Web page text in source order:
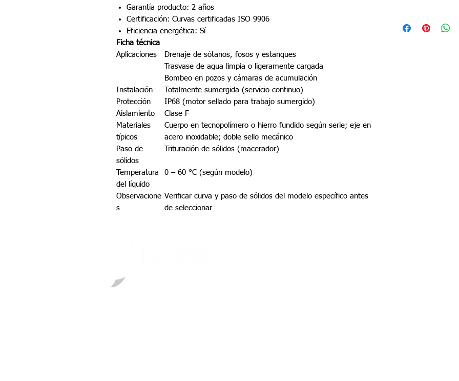
Garantía producto: 2 años
Certificación: Curvas certificadas ISO 9906
Eficiencia energética: Sí
Ficha técnica
Aplicaciones
Drenaje de sótanos, fosos y estanques
Trasvase de agua limpia o ligeramente cargada
Bombeo en pozos y cámaras de acumulación
Instalación
Totalmente sumergida (servicio continuo)
Protección
IP68 (motor sellado para trabajo sumergido)
Aislamiento
Clase F
Materiales
típicos
Cuerpo en tecnopolímero o hierro fundido según serie; eje en
acero inoxidable; doble sello mecánico
Paso de
sólidos
Trituración de sólidos (macerador)
Temperatura
del líquido
0 – 60 °C (según modelo)
Observacione
s
Verificar curva y paso de sólidos del modelo específico antes
de seleccionar